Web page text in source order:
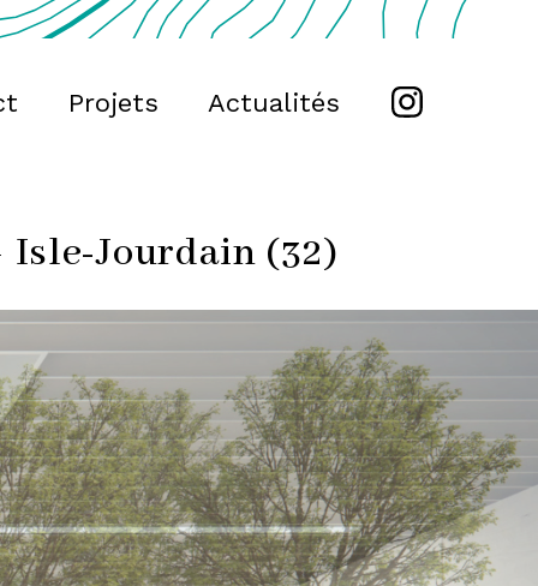
Projets Actualités
Isle-Jourdain (32)